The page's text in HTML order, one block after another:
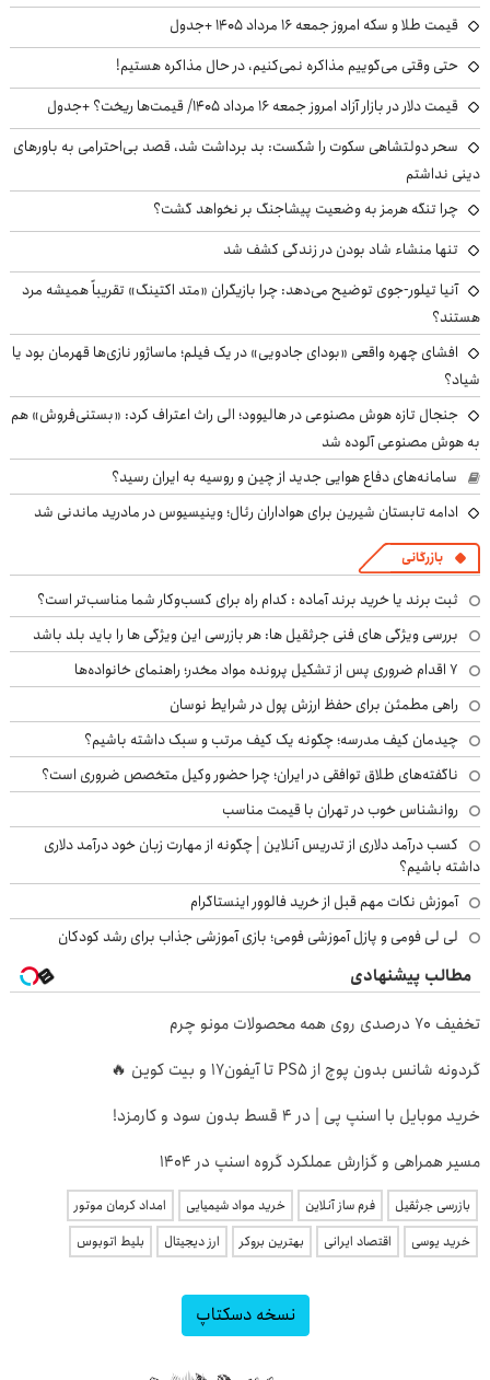
قیمت طلا و سکه امروز جمعه ۱۶ مرداد ۱۴۰۵ +جدول
حتی وقتی می‌گوییم مذاکره نمی‌کنیم، در حال مذاکره هستیم!
قیمت دلار در بازار آزاد امروز جمعه ۱۶ مرداد ۱۴۰۵/ قیمت‌ها ریخت؟ +جدول
سحر دولتشاهی سکوت را شکست: بد برداشت شد، قصد بی‌احترامی به باورهای
دینی نداشتم
چرا تنگه هرمز به وضعیت پیشاجنگ بر نخواهد گشت؟
تنها منشاء شاد بودن در زندگی کشف شد
آنیا تیلور-جوی توضیح می‌دهد: چرا بازیگران «متد اکتینگ» تقریباً همیشه مرد
هستند؟
افشای چهره واقعی «بودای جادویی» در یک فیلم؛ ماساژور نازی‌ها قهرمان بود یا
شیاد؟
جنجال تازه هوش مصنوعی در هالیوود؛ الی راث اعتراف کرد: «بستنی‌فروش» هم
به هوش مصنوعی آلوده شد
سامانه‌های دفاع هوایی جدید از چین و روسیه به ایران رسید؟
ادامه تابستان شیرین برای هواداران رئال؛ وینیسیوس در مادرید ماندنی شد
بازرگانی
ثبت برند یا خرید برند آماده : کدام راه برای کسب‌وکار شما مناسب‌تر است؟
بررسی ویژگی های فنی جرثقیل ها: هر بازرسی این ویژگی ها را باید بلد باشد
۷ اقدام ضروری پس از تشکیل پرونده مواد مخدر؛ راهنمای خانواده‌ها
راهی مطمئن برای حفظ ارزش پول در شرایط نوسان
چیدمان کیف مدرسه؛ چگونه یک کیف مرتب و سبک داشته باشیم؟
ناگفته‌های طلاق توافقی در ایران؛ چرا حضور وکیل متخصص ضروری است؟
روانشناس خوب در تهران با قیمت مناسب
کسب درآمد دلاری از تدریس آنلاین | چگونه از مهارت زبان خود درآمد دلاری
داشته باشیم؟
آموزش نکات مهم قبل از خرید فالوور اینستاگرام
لی لی فومی و پازل آموزشی فومی؛ بازی آموزشی جذاب برای رشد کودکان
مطالب پیشنهادی
تخفیف 70 درصدی روی همه محصولات مونو چرم
گردونه شانس بدون پوچ از PS5 تا آیفون17 و بیت کوین 🔥
خرید موبایل با اسنپ پی | در ۴ قسط بدون سود و کارمزد!
مسیر همراهی و گزارش عملکرد گروه اسنپ در ۱۴۰۴
بازرسی جرثقیل فرم ساز آنلاین خرید مواد شیمیایی
امداد کرمان موتور
خرید یوسی
اقتصاد ایرانی بهترین بروکر ارز دیجیتال بلیط اتوبوس
نسخه دسکتاپ